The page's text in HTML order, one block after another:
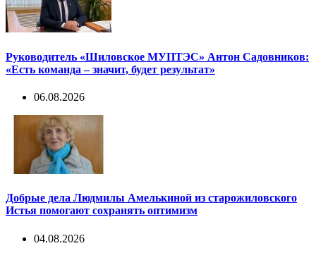
Руководитель «Шиловское МУПТЭС» Антон Садовников:
«Есть команда – значит, будет результат»
06.08.2026
Добрые дела Людмилы Амелькиной из старожиловского
Истья помогают сохранять оптимизм
04.08.2026